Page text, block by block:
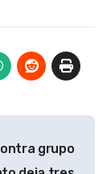
grupo